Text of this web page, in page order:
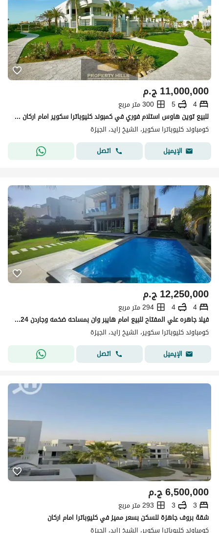
ج.م11,000,000
4
5
300 متر مربع
للبيع توين هاوس استلام فوري في كمبوند كليوباترا سكوير امام اركان بلازا و علي محور 26 يوليو
كومباوند كليوباترا سكوير، الشيخ زايد، الجيزة
الإيميل
اتصل
ج.م12,250,000
4
4
294 متر مربع
فيلا جاهره علي المفتاح للبيع امام هايبر وان بمساحه ضخمه وجاردن 424م بجانب بالم هيلز
كومباوند كليوباترا سكوير، الشيخ زايد، الجيزة
الإيميل
اتصل
ج.م6,500,000
3
3
293 متر مربع
شقة بروف جاهزة للسكن بسعر مميز في كليوباترا امام اركان
كومباوند كليوباترا سكوير، الشيخ زايد، الجيزة